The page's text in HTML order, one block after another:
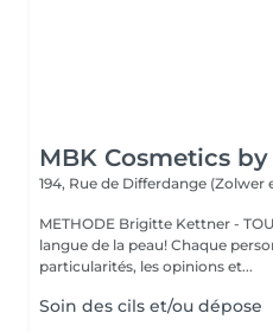
MBK Cosmetics
194, Rue de Differdange (Zolwer
METHODE Brigitte Kettner -
langue de la peau! Chaque
particularités, les opinions et...
Soin des cils et/ou dépose